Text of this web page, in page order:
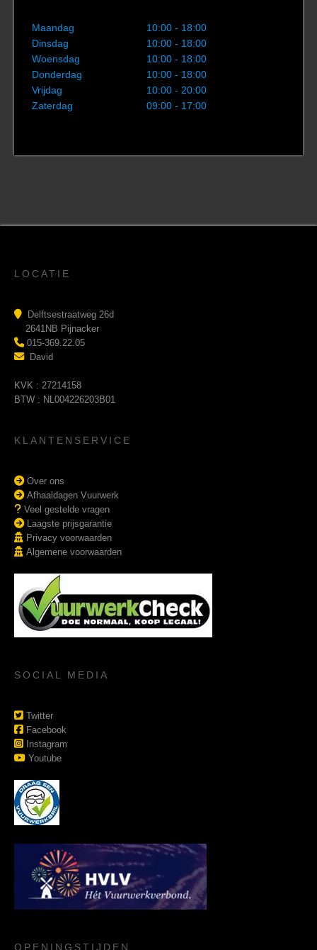
Maandag
10:00 - 18:00
Dinsdag
10:00 - 18:00
Woensdag
10:00 - 18:00
Donderdag
10:00 - 18:00
Vrijdag
10:00 - 20:00
Zaterdag
09:00 - 17:00
LOCATIE
Delftsestraatweg 26d
2641NB Pijnacker
015-369.22.05
David
KVK : 27214158
BTW : NL004226203B01
KLANTENSERVICE
Over ons
Afhaaldagen Vuurwerk
Veel gestelde vragen
Laagste prijsgarantie
Privacy voorwaarden
Algemene voorwaarden
SOCIAL MEDIA
Twitter
Facebook
Instagram
Youtube
OPENINGSTIJDEN